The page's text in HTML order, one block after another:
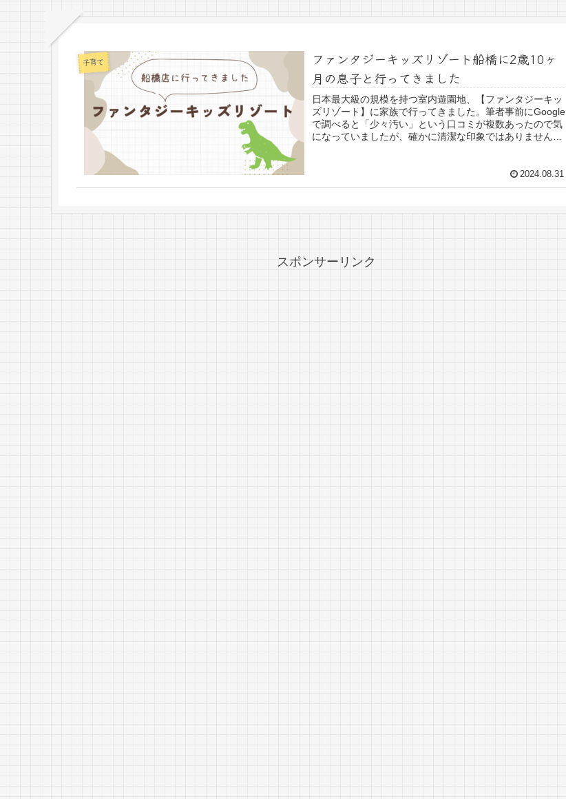
子育て
ファンタジーキッズリゾート船橋に2歳10ヶ
月の息子と行ってきました
日本最大級の規模を持つ室内遊園地、【ファンタジーキッ
ズリゾート】に家族で行ってきました。筆者事前にGoogle
で調べると「少々汚い」という口コミが複数あったので気
になっていましたが、確かに清潔な印象ではありませんで
2024.08.31
スポンサーリンク